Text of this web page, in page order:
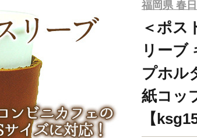
福岡県 春
＜ポス
リーブ
プホル
紙コッ
【